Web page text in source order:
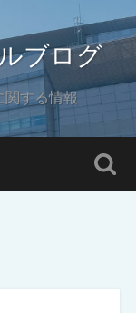
ブログ
関する情報